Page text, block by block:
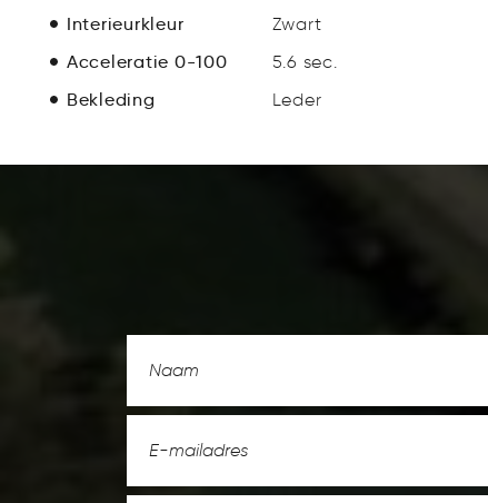
Interieurkleur
Zwart
Acceleratie 0-100
5.6 sec.
Bekleding
Leder